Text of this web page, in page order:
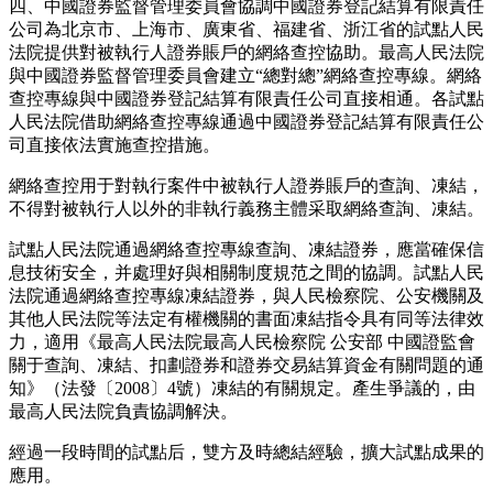
四、中國證券監督管理委員會協調中國證券登記結算有限責任
公司為北京市、上海市、廣東省、福建省、浙江省的試點人民
法院提供對被執行人證券賬戶的網絡查控協助。最高人民法院
與中國證券監督管理委員會建立“總對總”網絡查控專線。網絡
查控專線與中國證券登記結算有限責任公司直接相通。各試點
人民法院借助網絡查控專線通過中國證券登記結算有限責任公
司直接依法實施查控措施。
網絡查控用于對執行案件中被執行人證券賬戶的查詢、凍結，
不得對被執行人以外的非執行義務主體采取網絡查詢、凍結。
試點人民法院通過網絡查控專線查詢、凍結證券，應當確保信
息技術安全，并處理好與相關制度規范之間的協調。試點人民
法院通過網絡查控專線凍結證券，與人民檢察院、公安機關及
其他人民法院等法定有權機關的書面凍結指令具有同等法律效
力，適用《最高人民法院最高人民檢察院 公安部 中國證監會
關于查詢、凍結、扣劃證券和證券交易結算資金有關問題的通
知》（法發〔2008〕4號）凍結的有關規定。產生爭議的，由
最高人民法院負責協調解決。
經過一段時間的試點后，雙方及時總結經驗，擴大試點成果的
應用。